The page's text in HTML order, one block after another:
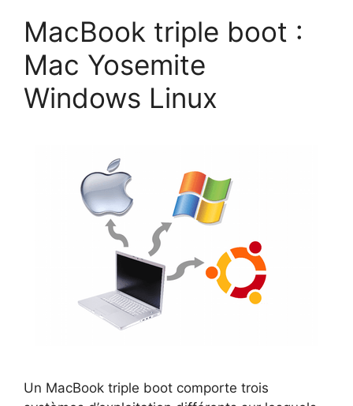
MacBook triple boot :
Mac Yosemite
Windows Linux
Un MacBook triple boot comporte trois